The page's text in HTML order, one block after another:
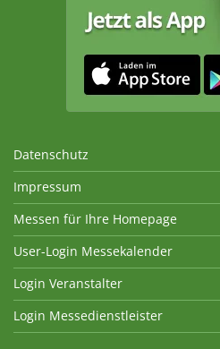
Datenschutz
Impressum
Messen für Ihre Homepage
User-Login Messekalender
Login Veranstalter
Login Messedienstleister